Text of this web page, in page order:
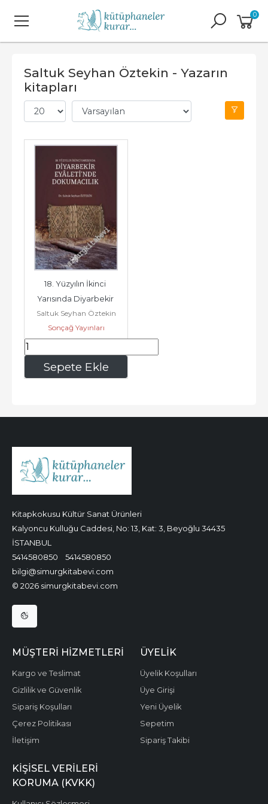
0
Saltuk Seyhan Öztekin - Yazarın
kitapları
Sepete Ekle
18. Yüzyılın İkinci
Yarısında Diyarbekir
Eyaleti'nde Dokumacılık
-
Saltuk Seyhan Öztekin
Sonçağ Yayınları
454,75
Kitapkokusu Kültür Sanat Ürünleri
Kalyoncu Kulluğu Caddesi, No: 13, Kat: 3, Beyoğlu 34435
İSTANBUL
5414580850
5414580850
bilgi@simurgkitabevi.com
© 2026 simurgkitabevi.com
MÜŞTERI HIZMETLERI
Kargo ve Teslimat
Gizlilik ve Güvenlik
Sipariş Koşulları
Çerez Politikası
İletişim
ÜYELIK
Üyelik Koşulları
Üye Girişi
Yeni Üyelik
Sepetim
Sipariş Takibi
KIŞISEL VERILERI
KORUMA (KVKK)